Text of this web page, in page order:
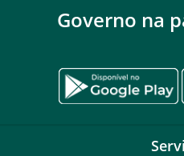
Governo na